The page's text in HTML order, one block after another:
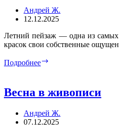
Андрей Ж.
12.12.2025
Летний пейзаж — одна из самых
красок свои собственные
Подробнее
Весна в живописи
Андрей Ж.
07.12.2025